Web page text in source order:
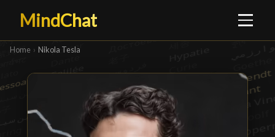
MindChat
Home › Nikola Tesla